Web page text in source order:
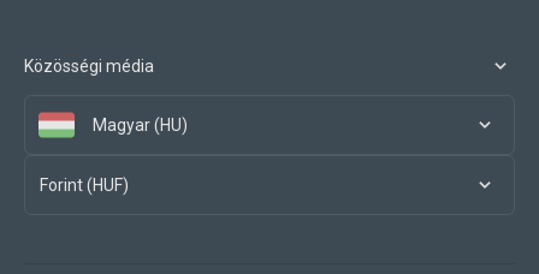
Közösségi média
Magyar (HU)
Forint (HUF)